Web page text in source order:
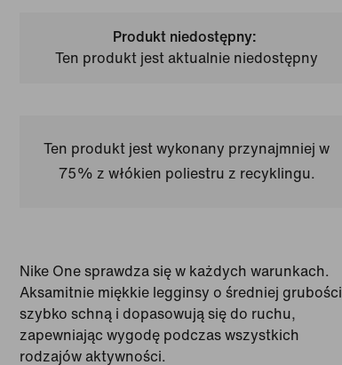
Produkt niedostępny:
Ten produkt jest aktualnie niedostępny
Ten produkt jest wykonany przynajmniej w
75% z włókien poliestru z recyklingu.
Nike One sprawdza się w każdych warunkach.
Aksamitnie miękkie legginsy o średniej grubości
szybko schną i dopasowują się do ruchu,
zapewniając wygodę podczas wszystkich
rodzajów aktywności.